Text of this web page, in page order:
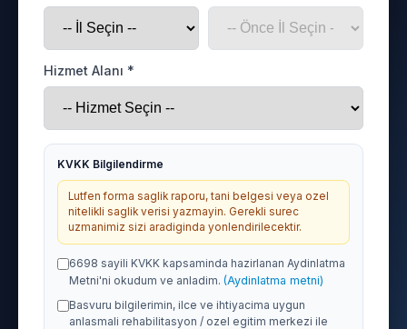
Hizmet Alanı *
KVKK Bilgilendirme
Lutfen forma saglik raporu, tani belgesi veya ozel
nitelikli saglik verisi yazmayin. Gerekli surec
uzmanimiz sizi aradiginda yonlendirilecektir.
6698 sayili KVKK kapsaminda hazirlanan Aydinlatma
Metni'ni okudum ve anladim. (Aydinlatma metni)
Basvuru bilgilerimin, ilce ve ihtiyacima uygun
anlasmali rehabilitasyon / ozel egitim merkezi ile